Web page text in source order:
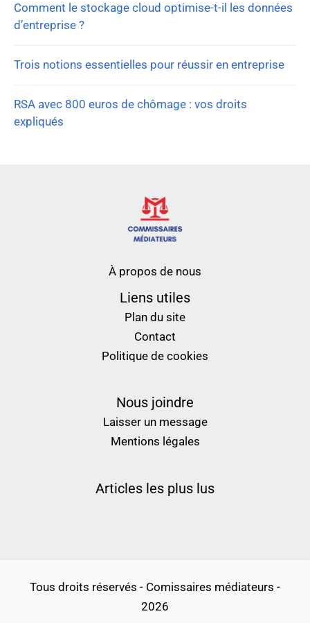
Comment le stockage cloud optimise-t-il les données
d’entreprise ?
Trois notions essentielles pour réussir en entreprise
RSA avec 800 euros de chômage : vos droits
expliqués
À propos de nous
Liens utiles
Plan du site
Contact
Politique de cookies
Nous joindre
Laisser un message
Mentions légales
Articles les plus lus
Tous droits réservés - Comissaires médiateurs -
2026